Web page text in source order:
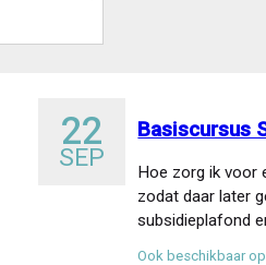
22
SEP
Basiscursus
Hoe zorg ik voor
zodat daar later
subsidieplafond
Ook beschikbaar